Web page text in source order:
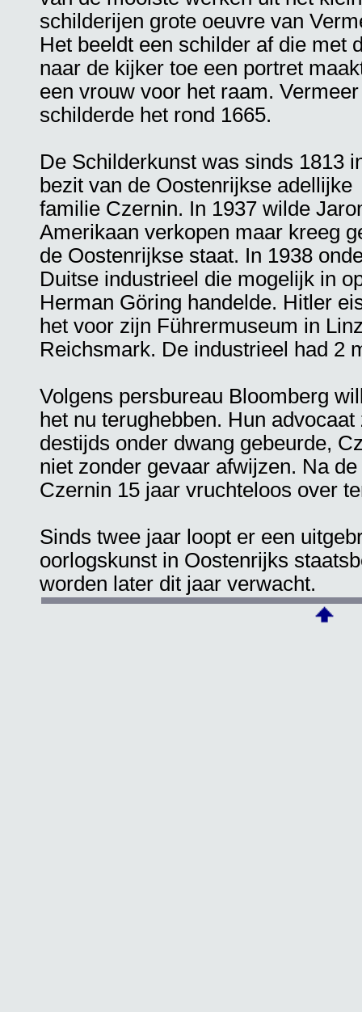
schilderijen grote oeuvre van
Het beeldt een schilder af die met
naar de kijker toe een portret
een vrouw voor het raam. Vermeer
schilderde het rond 1665.
De Schilderkunst was sinds 1813
bezit van de Oostenrijkse adellijke
familie Czernin. In 1937 wilde
Amerikaan verkopen maar kreeg
de Oostenrijkse staat. In 1938
Duitse industrieel die mogelijk in
Herman Göring handelde. Hitler
het voor zijn Führermuseum in
Reichsmark. De industrieel had 2
Volgens persbureau Bloomberg
het nu terughebben. Hun
destijds onder dwang gebeurde,
niet zonder gevaar afwijzen. Na
Czernin 15 jaar vruchteloos over
Sinds twee jaar loopt er een
oorlogskunst in Oostenrijks
worden later dit jaar verwacht.